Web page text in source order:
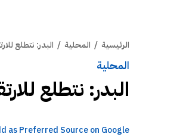
الرئيسية / المحلية / البدر: نتطلع
المحلية
البدر: نتطلع
as Preferred Source on Google